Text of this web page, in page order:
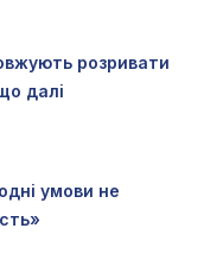
розривати
далі
умови не